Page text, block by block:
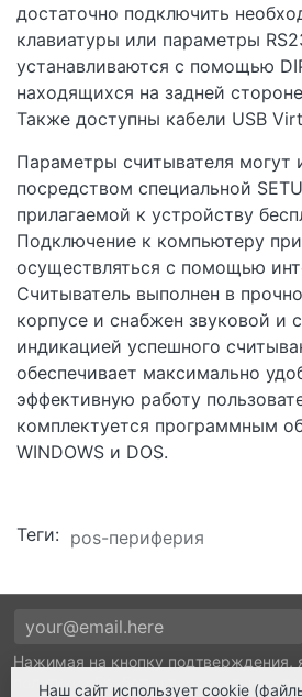
достаточно подключить
клавиатуры или параметры
устанавливаются с помощью
находящихся на задней
Также доступны кабели USB
Параметры считывателя могут
посредством специальной
прилагаемой к устройству
Подключение к компьютеру
осуществляться с помощью
Считыватель выполнен в
корпуcе и снабжен звуковой и
индикацией успешного
обеспечивает максимально
эффективную работу
комплектуется программным
WINDOWS и DOS.
Теги: pos-периферия
Нажимая на кнопку подтверждения,
политики обработки персональных
Наш сайт использует cookie